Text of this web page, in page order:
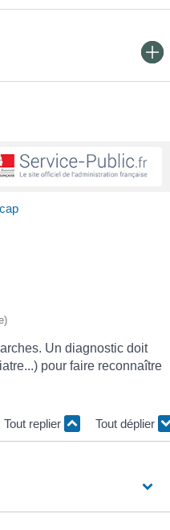
Un diagnostic doit
pour faire reconnaître
Tout replier Tout déplier